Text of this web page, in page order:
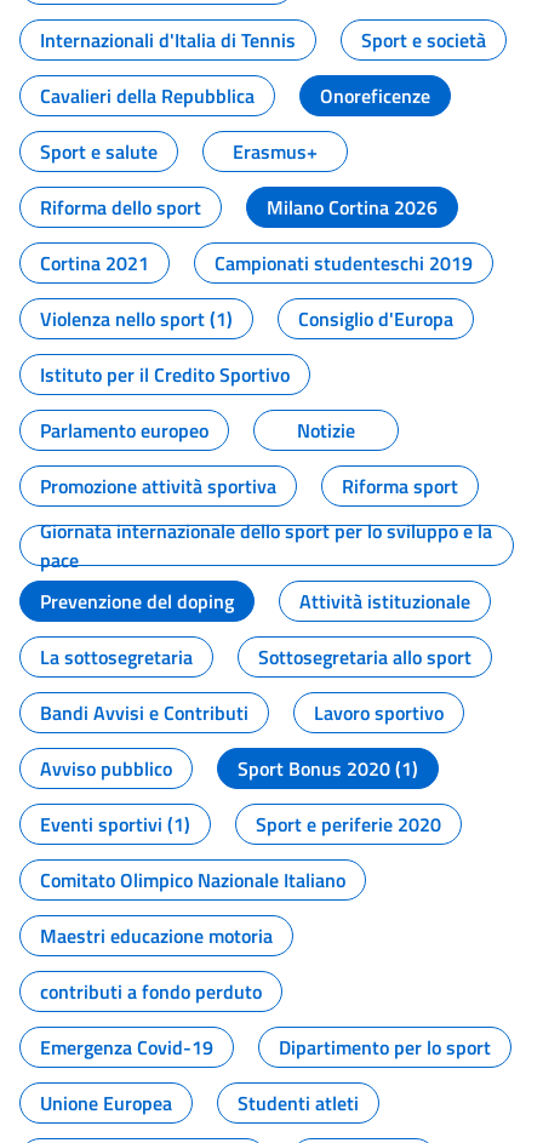
Internazionali d'Italia di Tennis
Sport e società
Cavalieri della Repubblica
Onoreficenze
Sport e salute
Erasmus+
Riforma dello sport
Milano Cortina 2026
Cortina 2021
Campionati studenteschi 2019
Violenza nello sport (1)
Consiglio d'Europa
Istituto per il Credito Sportivo
Parlamento europeo
Notizie
Promozione attività sportiva
Riforma sport
Giornata internazionale dello sport per lo sviluppo e la
pace
Prevenzione del doping
Attività istituzionale
La sottosegretaria
Sottosegretaria allo sport
Bandi Avvisi e Contributi
Lavoro sportivo
Avviso pubblico
Sport Bonus 2020 (1)
Eventi sportivi (1)
Sport e periferie 2020
Comitato Olimpico Nazionale Italiano
Maestri educazione motoria
contributi a fondo perduto
Emergenza Covid-19
Dipartimento per lo sport
Unione Europea
Studenti atleti